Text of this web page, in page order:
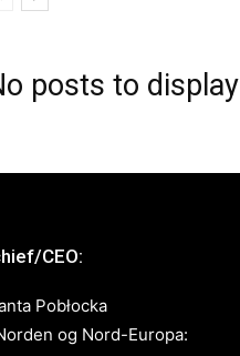
posts to display
CEO:
Pobłocka
og Nord-Europa: